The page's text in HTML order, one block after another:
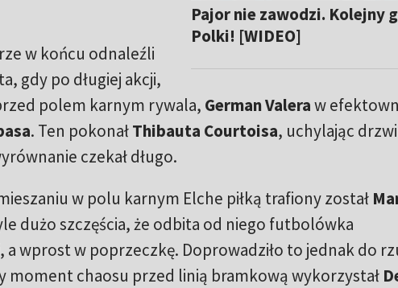
Pajor nie zawodzi. Kolejny
Polki! [WIDEO]
w końcu odnaleźli
gdy po długiej akcji,
polem karnym rywala, German Valeraw
. Ten pokonałThibauta Courtoisa, uchylając
czekał długo.
w polu karnym Elche piłką trafiony został
dużo szczęścia, że odbita od niego futbolówka
a wprost w poprzeczkę. Doprowadziło to jednak do
chaosu przed linią bramkową wykorzystał